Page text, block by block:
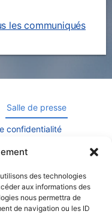
des technologies
aux informations des
nous permettra de
de navigation ou les ID
les communiqués
Salle de presse
confidentialité
à l’information